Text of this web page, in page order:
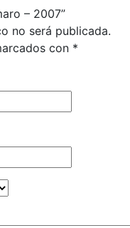
– 2007”
no será publicada.
con *